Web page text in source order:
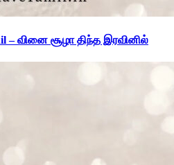
– வினை சூழா திந்த இரவினில்